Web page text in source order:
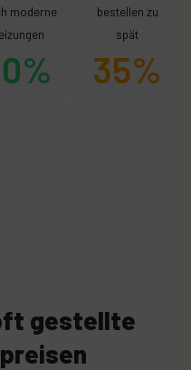
moderne
bestellen zu
spät
35%
gestellte